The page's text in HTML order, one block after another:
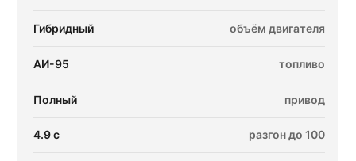
Гибридный объём двигателя
АИ-95 топливо
Полный привод
4.9 с разгон до 100